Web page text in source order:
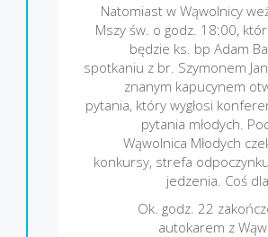
Natomiast w Wąwolnicy
Mszy św. o godz. 18:00,
będzie ks. bp Adam
spotkaniu z br. Szymonem
znanym kapucynem
pytania, który wygłosi
pytania młodych.
Wąwolnica Młodych
konkursy, strefa
jedzenia. Coś
Ok. godz. 22
autokarem z